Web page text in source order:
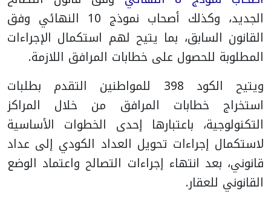
الجديد، وكذلك أصحاب نموذج 10 النهائي وفق
القانون السابق، بما يتيح لهم استكمال الإجراءات
المطلوبة للحصول على خطابات المرافق اللازمة.
ويتيح الكود 398 للمواطنين التقدم بطلبات
استخراج خطابات المرافق من خلال المراكز
التكنولوجية، باعتبارها إحدى الخطوات الأساسية
لاستكمال إجراءات تحويل العداد الكودي إلى عداد
قانوني، بعد انتهاء إجراءات التصالح واعتماد الوضع
القانوني للعقار.